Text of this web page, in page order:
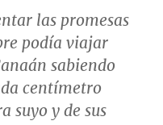
las promesas
podía viajar
sabiendo
centímetro
suyo y de sus